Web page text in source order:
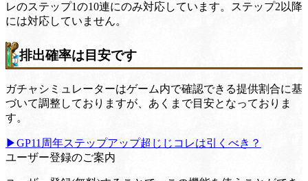
レのステップ1の10連にのみ対応しています。ステップ2以降
には対応していません。
排出確率は目安です
ガチャシミュレーターはゲーム内で確認できる提供割合に基
づいて調整しておりますが、あくまで目安となっておりま
す。
▶GP11周年ステップアップ超じじコレは引くべき？
ユーザー登録のご案内